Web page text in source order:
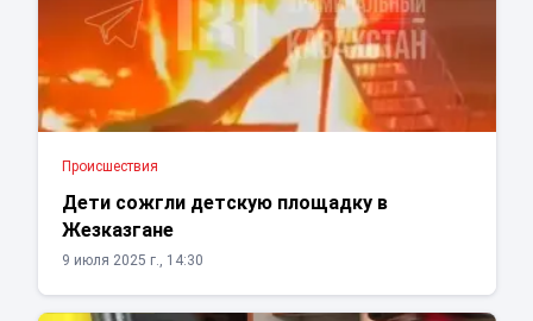
Проиcшествия
Дети сожгли детскую площадку в
Жезказгане
9 июля 2025 г., 14:30